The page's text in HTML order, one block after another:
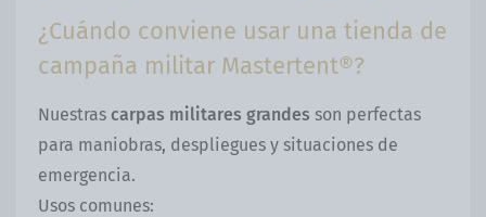
¿Cuándo conviene usar una tienda de
campaña militar Mastertent®?
Nuestras carpas militares grandes son perfectas
para maniobras, despliegues y situaciones de
emergencia.
Usos comunes: